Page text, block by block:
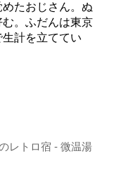
たおじさん。ぬ
。ふだんは東京
計を立ててい
レトロ宿 - 微温湯